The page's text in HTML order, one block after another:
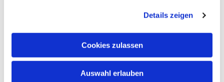
Details zeigen
Cookies zulassen
Auswahl erlauben